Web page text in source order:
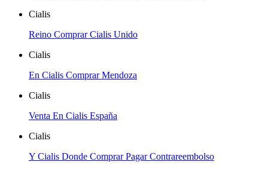
Cialis
Reino Comprar Cialis Unido
Cialis
En Cialis Comprar Mendoza
Cialis
Venta En Cialis España
Cialis
Y Cialis Donde Comprar Pagar Contrareembolso